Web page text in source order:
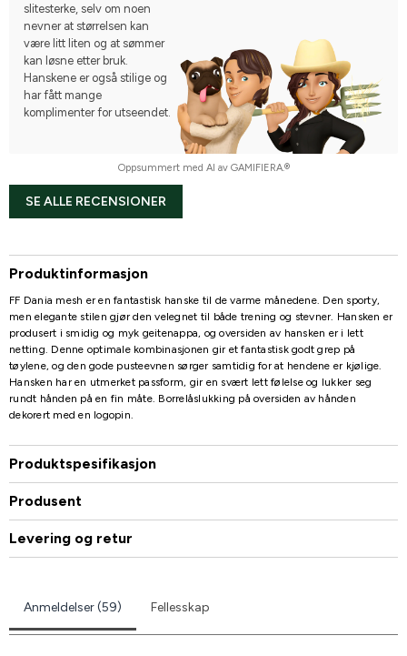
slitesterke, selv om noen
nevner at størrelsen kan
være litt liten og at sømmer
kan løsne etter bruk.
Hanskene er også stilige og
har fått mange
komplimenter for utseendet.
Oppsummert med AI av GAMIFIERA.®
SE ALLE RECENSIONER
Produktinformasjon
FF Dania mesh er en fantastisk hanske til de varme månedene. Den sporty,
men elegante stilen gjør den velegnet til både trening og stevner. Hansken er
produsert i smidig og myk geitenappa, og oversiden av hansken er i lett
netting. Denne optimale kombinasjonen gir et fantastisk godt grep på
tøylene, og den gode pusteevnen sørger samtidig for at hendene er kjølige.
Hansken har en utmerket passform, gir en svært lett følelse og lukker seg
rundt hånden på en fin måte. Borrelåslukking på oversiden av hånden
dekorert med en logopin.
Produktspesifikasjon
Produsent
Levering og retur
Anmeldelser (59) Fellesskap